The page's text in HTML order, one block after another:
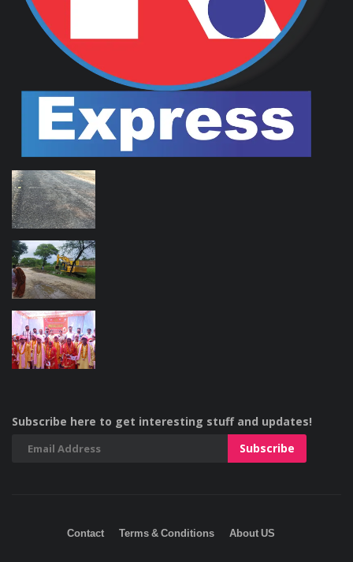
Subscribe here to get interesting stuff and updates!
Contact Terms & Conditions About US